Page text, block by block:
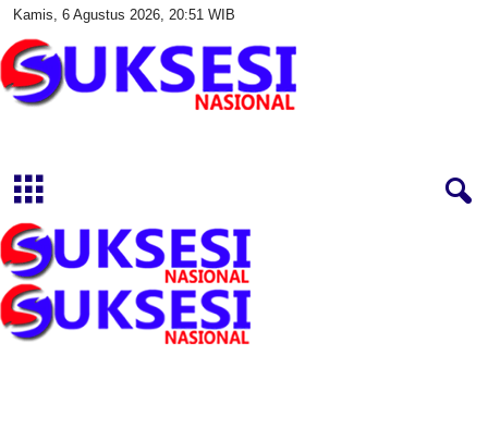
Kamis, 6 Agustus 2026, 20:51 WIB
s
i
a
s